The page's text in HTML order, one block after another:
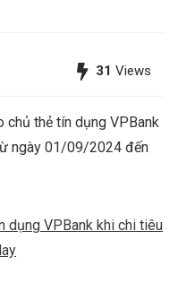
31 Views
chủ thẻ tín dụng VPBank
ngày 01/09/2024 đến